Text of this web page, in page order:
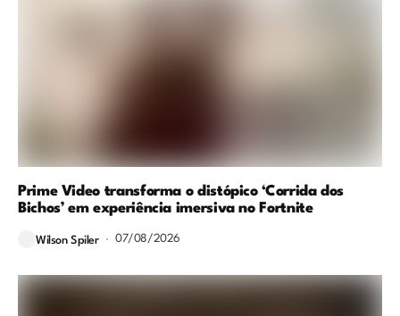
Prime Video transforma o distópico ‘Corrida dos
Bichos’ em experiência imersiva no Fortnite
Wilson Spiler 07/08/2026